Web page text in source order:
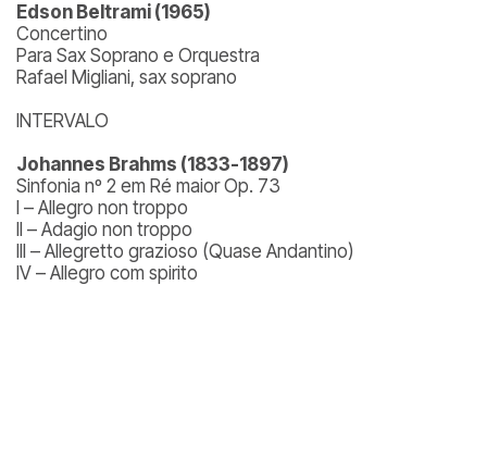
Edson Beltrami (1965)
Concertino
Para Sax Soprano e Orquestra
Rafael Migliani, sax soprano
INTERVALO
Johannes Brahms (1833-1897)
Sinfonia nº 2 em Ré maior Op. 73
I – Allegro non troppo
II – Adagio non troppo
III – Allegretto grazioso (Quase Andantino)
IV – Allegro com spirito